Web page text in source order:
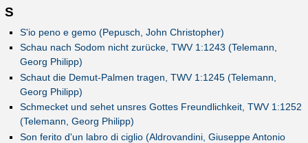
S
S'io peno e gemo (Pepusch, John Christopher)
Schau nach Sodom nicht zurücke, TWV 1:1243 (Telemann,
Georg Philipp)
Schaut die Demut-Palmen tragen, TWV 1:1245 (Telemann,
Georg Philipp)
Schmecket und sehet unsres Gottes Freundlichkeit, TWV 1:1252
(Telemann, Georg Philipp)
Son ferito d'un labro di ciglio (Aldrovandini, Giuseppe Antonio